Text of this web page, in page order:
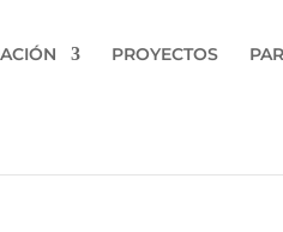
PROYECTOS